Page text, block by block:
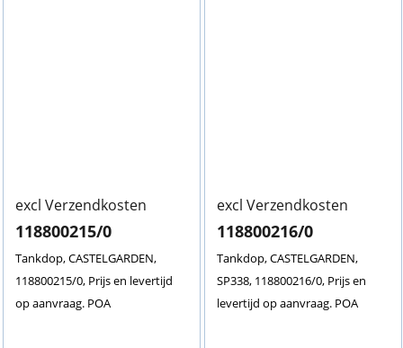
excl Verzendkosten
118800215/0
Tankdop, CASTELGARDEN,
118800215/0, Prijs en levertijd
op aanvraag. POA
excl Verzendkosten
118800216/0
Tankdop, CASTELGARDEN,
SP338, 118800216/0, Prijs en
levertijd op aanvraag. POA